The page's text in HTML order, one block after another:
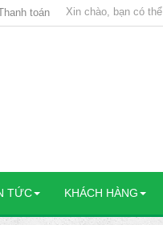
toán Xin chào, bạn có thể
TỨC KHÁCH HÀNG